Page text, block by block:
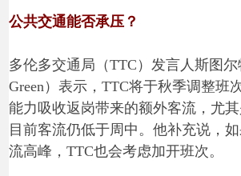
公共交通能否承压？
多伦多交通局（TTC）发言人斯图尔
Green）表示，TTC将于秋季调整班
能力吸收返岗带来的额外客流，尤其
目前客流仍低于周中。他补充说，
流高峰，TTC也会考虑加开班次。